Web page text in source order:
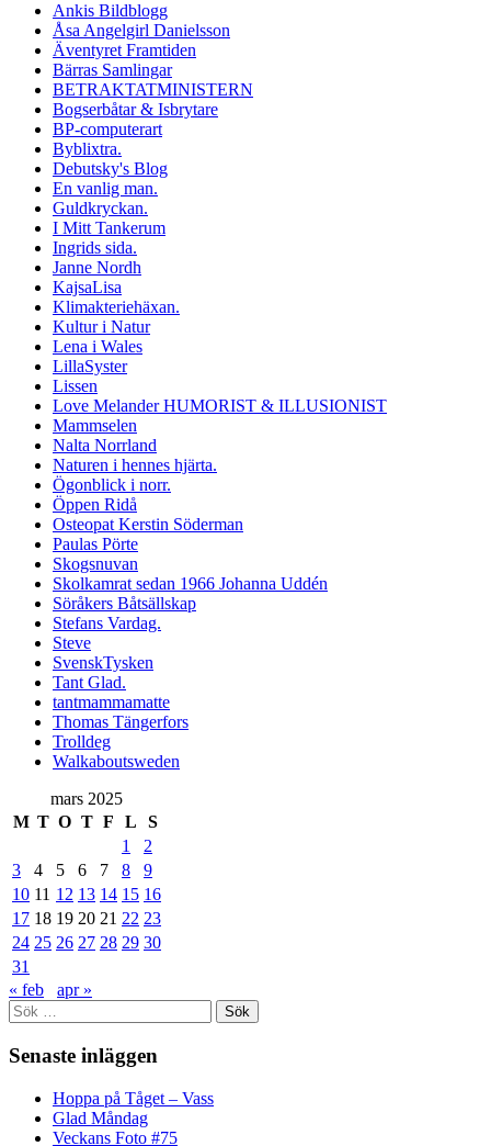
Ankis Bildblogg
Åsa Angelgirl Danielsson
Äventyret Framtiden
Bärras Samlingar
BETRAKTATMINISTERN
Bogserbåtar & Isbrytare
BP-computerart
Byblixtra.
Debutsky's Blog
En vanlig man.
Guldkryckan.
I Mitt Tankerum
Ingrids sida.
Janne Nordh
KajsaLisa
Klimakteriehäxan.
Kultur i Natur
Lena i Wales
LillaSyster
Lissen
Love Melander HUMORIST & ILLUSIONIST
Mammselen
Nalta Norrland
Naturen i hennes hjärta.
Ögonblick i norr.
Öppen Ridå
Osteopat Kerstin Söderman
Paulas Pörte
Skogsnuvan
Skolkamrat sedan 1966 Johanna Uddén
Söråkers Båtsällskap
Stefans Vardag.
Steve
SvenskTysken
Tant Glad.
tantmammamatte
Thomas Tängerfors
Trolldeg
Walkaboutsweden
mars 2025
M T O T F L
S
1
2
3
4 5 6 7 8
9
10 11 12 13 14 15 16
17 18 19 20 21 22 23
24 25 26 27 28 29 30
31
« feb
apr »
Sök
efter:
Senaste inläggen
Hoppa på Tåget – Vass
Glad Måndag
Veckans Foto #75